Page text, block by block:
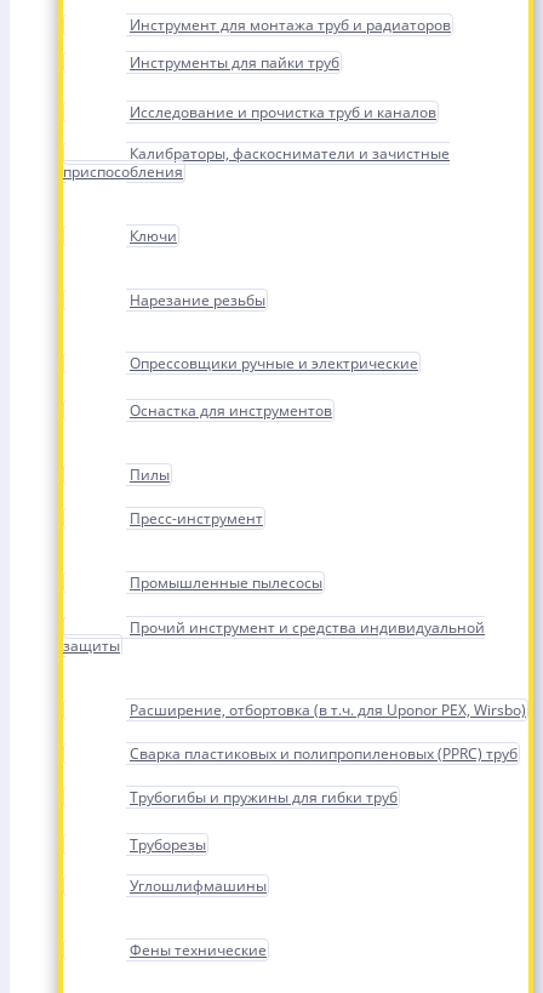
Инструмент для монтажа труб и радиаторов
Инструменты для пайки труб
Исследование и прочистка труб и каналов
Калибраторы, фаскосниматели и зачистные
приспособления
Ключи
Нарезание резьбы
Опрессовщики ручные и электрические
Оснастка для инструментов
Пилы
Пресс-инструмент
Промышленные пылесосы
Прочий инструмент и средства индивидуальной
защиты
Расширение, отбортовка (в т.ч. для Uponor PEX, Wirsbo)
Сварка пластиковых и полипропиленовых (PPRC) труб
Трубогибы и пружины для гибки труб
Труборезы
Углошлифмашины
Фены технические